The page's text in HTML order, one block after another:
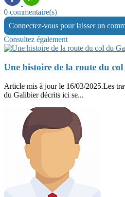
0 commentaire(s)
Connectez-vous pour laisser un
Consultez également
Une histoire de la route du
Article mis à jour le 16/03/2025.Les
du Galibier décrits ici se...